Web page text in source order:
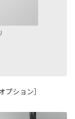
ション］